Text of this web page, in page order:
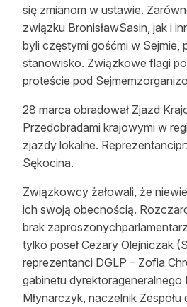
się zmianom w ustawie.
związku BronisławSasin, jak i
byli częstymi gośćmi w Sejmie,
stanowisko. Związkowe flagi
proteście pod
28 marca obradował Zjazd
Przedobradami krajowymi w
zjazdy lokalne.
Sękocina.
Związkowcy żałowali, że
ich swoją obecnością.
brak
tylko poseł Cezary Olejniczak
reprezentanci DGLP – Zofia
gabinetu dyrektorageneralnego
Młynarczyk, naczelnik Zespołu